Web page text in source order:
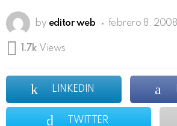
by editor web febrero 8,
1.7k Views
LINKEDIN
TWITTER